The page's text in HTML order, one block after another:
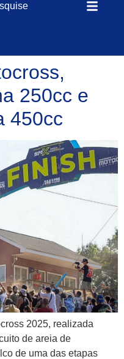
250cc e
450cc
2025, realizada
de areia de
de uma das etapas